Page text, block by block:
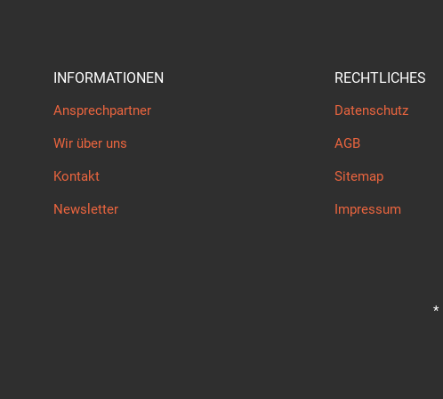
INFORMATIONEN
Ansprechpartner
Wir über uns
Kontakt
Newsletter
RECHTLICHES
Datenschutz
AGB
Sitemap
Impressum
*